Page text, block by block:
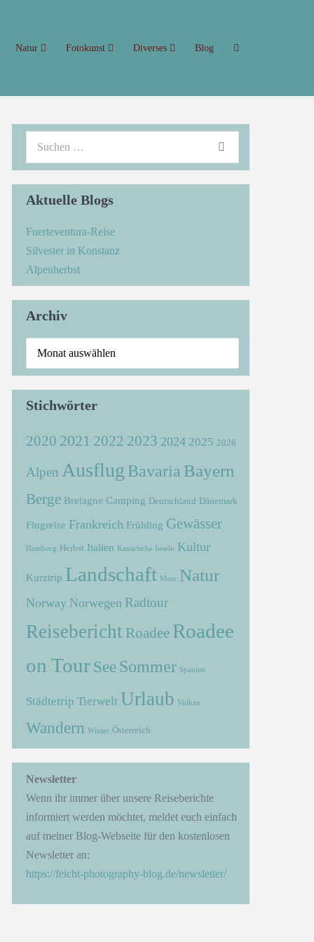
Natur Fotokunst Diverses Blog
Aktuelle Blogs
Fuerteventura-Reise
Silvester in Konstanz
Alpenherbst
Archiv
Stichwörter
2020 2021 2022 2023 2024 2025 2026
Alpen Ausflug Bavaria Bayern
Berge Bretagne Camping Deutschland Dänemark
Flugreise Frankreich Frühling Gewässer
Hamburg Herbst Italien Kanarische Inseln Kultur
Kurztrip Landschaft Meer Natur
Norway Norwegen Radtour
Reisebericht Roadee Roadee
on Tour See Sommer Spanien
Städtetrip Tierwelt Urlaub Vulkan
Wandern Winter Österreich
Newsletter
Wenn ihr immer über unsere Reiseberichte
informiert werden möchtet, meldet euch einfach
auf meiner Blog-Webseite für den kostenlosen
Newsletter an:
https://feicht-photography-blog.de/newsletter/